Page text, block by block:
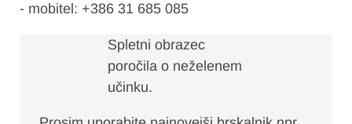
- mobitel: +386 31 685 085
Spletni obrazec
poročila o neželenem
učinku.